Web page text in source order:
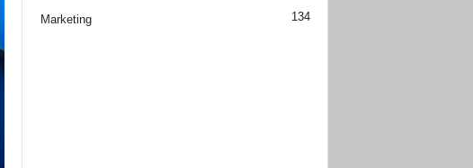
Marketing 134